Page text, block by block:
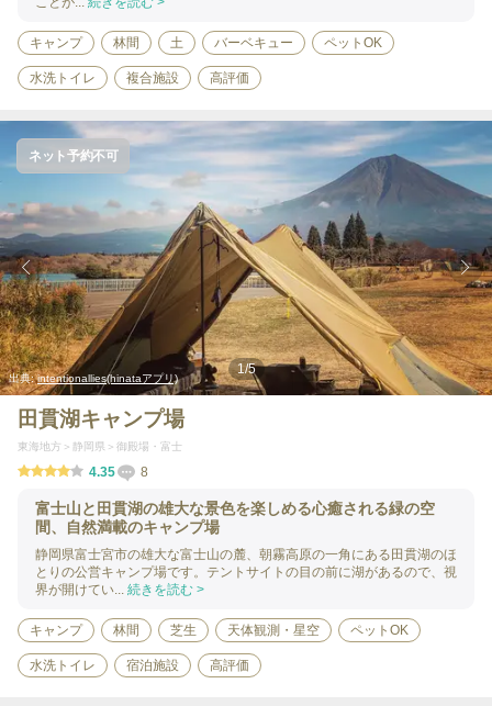
キャンプ 林間 土 バーベキュー ペットOK
水洗トイレ 複合施設 高評価
出典:intentionallies(hinataアプリ)
1/5
ネット予約不可
田貫湖キャンプ場
東海地方 静岡県 御殿場・富士
4.35 8
富士山と田貫湖の雄大な景色を楽しめる心癒される緑の空
間、自然満載のキャンプ場
静岡県富士宮市の雄大な富士山の麓、朝霧高原の一角にある田貫湖のほ
とりの公営キャンプ場です。テントサイトの目の前に湖があるので、視
界が開けてい... 続きを読む >
キャンプ 林間 芝生 天体観測・星空 ペットOK
水洗トイレ 宿泊施設 高評価